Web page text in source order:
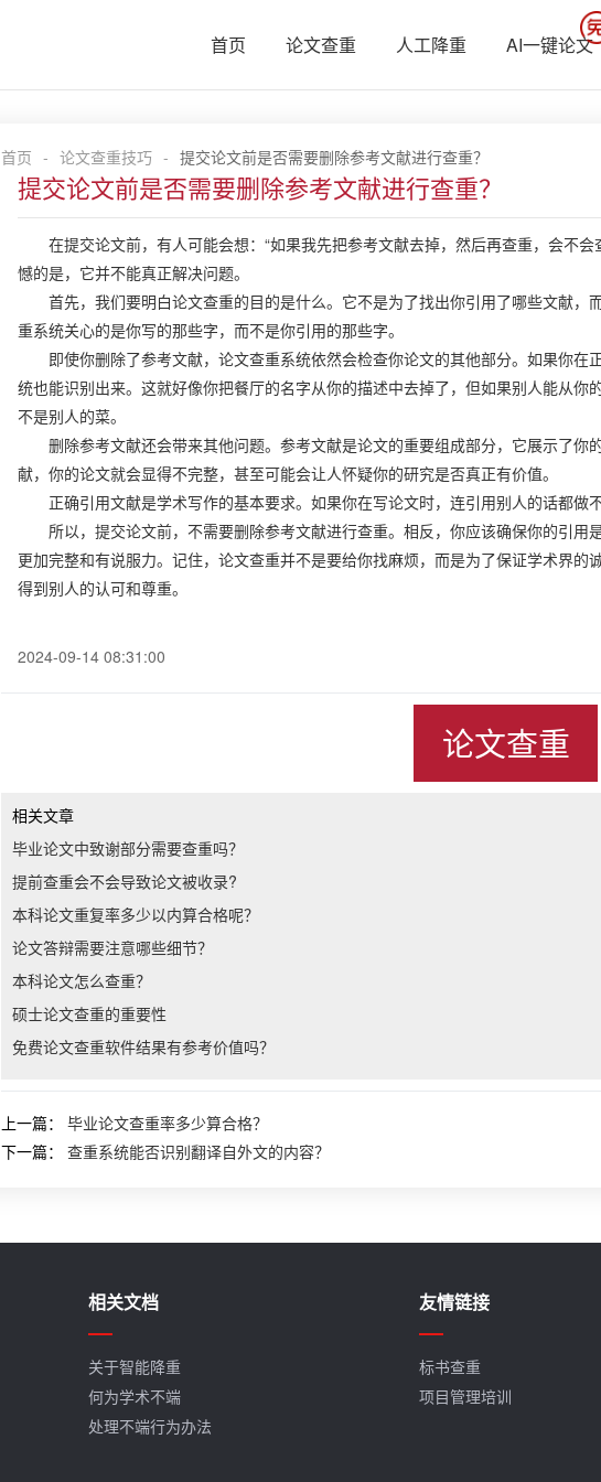
首页 论文查重 人工降重 AI一键论文
首页 - 论文查重技巧 - 提交论文前是否需要删除参考文献进行查重？
提交论文前是否需要删除参考文献进行查重？
在提交论文前，有人可能会想：“如果我先把参考文献去掉，然后再查重，会不
憾的是，它并不能真正解决问题。
首先，我们要明白论文查重的目的是什么。它不是为了找出你引用了哪些文献
重系统关心的是你写的那些字，而不是你引用的那些字。
即使你删除了参考文献，论文查重系统依然会检查你论文的其他部分。如果你
统也能识别出来。这就好像你把餐厅的名字从你的描述中去掉了，但如果别人能从
不是别人的菜。
删除参考文献还会带来其他问题。参考文献是论文的重要组成部分，它展示了
献，你的论文就会显得不完整，甚至可能会让人怀疑你的研究是否真正有价值。
正确引用文献是学术写作的基本要求。如果你在写论文时，连引用别人的话都做
所以，提交论文前，不需要删除参考文献进行查重。相反，你应该确保你的引
更加完整和有说服力。记住，论文查重并不是要给你找麻烦，而是为了保证学术界
得到别人的认可和尊重。
2024-09-14 08:31:00
论文查重
相关文章
毕业论文中致谢部分需要查重吗？
提前查重会不会导致论文被收录?
本科论文重复率多少以内算合格呢？
论文答辩需要注意哪些细节？
本科论文怎么查重？
硕士论文查重的重要性
免费论文查重软件结果有参考价值吗？
上一篇： 毕业论文查重率多少算合格？
下一篇： 查重系统能否识别翻译自外文的内容？
相关文档
关于智能降重
何为学术不端
处理不端行为办法
友情链接
标书查重
项目管理培训